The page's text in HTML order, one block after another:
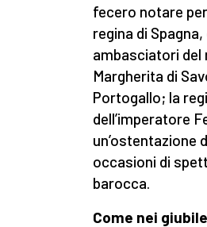
fecero notare
regina di
ambasciatori del
Margherita di
Portogallo; la
dell’imperatore
un’ostentazione
occasioni di
barocca.
Come nei g